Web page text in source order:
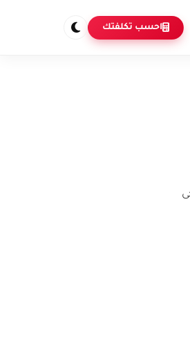
احسب تكلفتك